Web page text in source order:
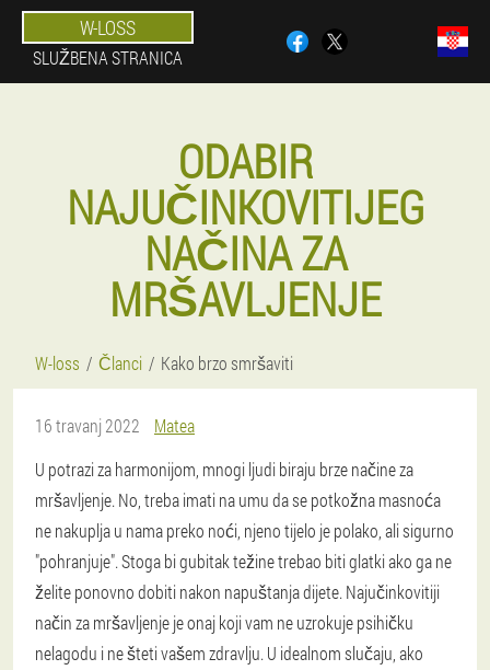
W-LOSS
SLUŽBENA STRANICA
ODABIR
NAJUČINKOVITIJEG
NAČINA ZA
MRŠAVLJENJE
W-loss Članci Kako brzo smršaviti
16 travanj 2022
Matea
U potrazi za harmonijom, mnogi ljudi biraju brze načine za
mršavljenje. No, treba imati na umu da se potkožna masnoća
ne nakuplja u nama preko noći, njeno tijelo je polako, ali sigurno
"pohranjuje". Stoga bi gubitak težine trebao biti glatki ako ga ne
želite ponovno dobiti nakon napuštanja dijete. Najučinkovitiji
način za mršavljenje je onaj koji vam ne uzrokuje psihičku
nelagodu i ne šteti vašem zdravlju. U idealnom slučaju, ako